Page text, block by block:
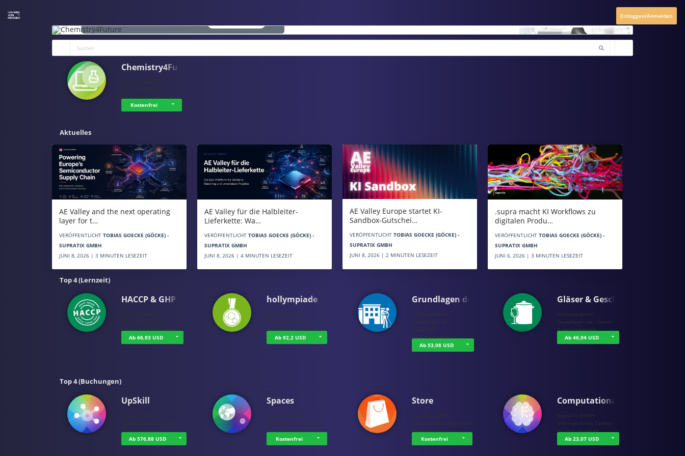
Einloggen/Anmelden
Chemistry4Future
SupraTix GmbH
Chemistry4Future
ermöglicht Schüler:inn…
Kostenfrei
Aktuelles
AE Valley and the next operating
layer for t…
VERÖFFENTLICHT TOBIAS GOECKE (GÖCKE) -
SUPRATIX GMBH
JUNI 8, 2026 | 3 MINUTEN LESEZEIT
AE Valley für die Halbleiter-
Lieferkette: Wa…
VERÖFFENTLICHT TOBIAS GOECKE (GÖCKE) -
SUPRATIX GMBH
JUNI 8, 2026 | 4 MINUTEN LESEZEIT
AE Valley Europe startet KI-
Sandbox-Gutschei…
VERÖFFENTLICHT TOBIAS GOECKE (GÖCKE) -
SUPRATIX GMBH
JUNI 8, 2026 | 2 MINUTEN LESEZEIT
.supra macht KI Workflows zu
digitalen Produ…
VERÖFFENTLICHT TOBIAS GOECKE (GÖCKE) -
SUPRATIX GMBH
JUNI 6, 2026 | 3 MINUTEN LESEZEIT
Top 4 (Lernzeit)
HACCP & GHP
holluakademie
Lerninhalte zu den
Themen HACCP, GHP, P…
Ab 66,93 USD
hollympiade
holluakademie
Spielerisch zum
Lernerfolg - Tauchen Si…
Ab 92,2 USD
Grundlagen der …
holluakademie
Grundlagen der
modernen
Reinigungstechn…
Ab 53,08 USD
Gläser & Geschi…
holluakademie
Grundlagen der Gläser-
& Geschirrreinig…
Ab 46,04 USD
Top 4 (Buchungen)
UpSkill
SupraTix GmbH
UpSkill unterstützt Sie
dabei das Richt…
Ab 576,88 USD
Spaces
SupraTix GmbH
Mit Spaces von SupraTix
bauen Sie eigen…
Kostenfrei
Store
SupraTix GmbH
Ihre Einkaufsmöglichkeit
für Kurse, Fun…
Kostenfrei
Computational T…
SupraTix GmbH
Informatisches Denken
ist eine grundleg…
Ab 23,07 USD